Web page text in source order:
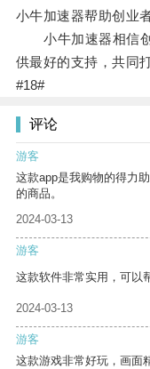
小牛加速器帮助创业
小牛加速器相信创
供最好的支持，共同
#18#
评论
游客
这款app是我购物的得力
的商品。
2024-03-13
游客
这款软件非常实用，可以
2024-03-13
游客
这款游戏非常好玩，画面